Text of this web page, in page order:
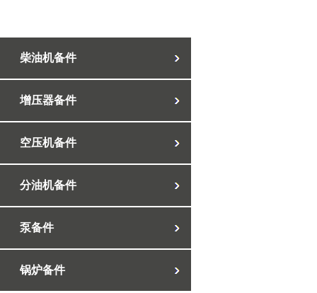
柴油机备件
增压器备件
空压机备件
分油机备件
泵备件
锅炉备件